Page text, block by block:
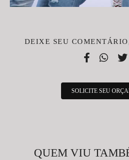
DEIXE SEU
SOLICITE SEU
QUEM VIU